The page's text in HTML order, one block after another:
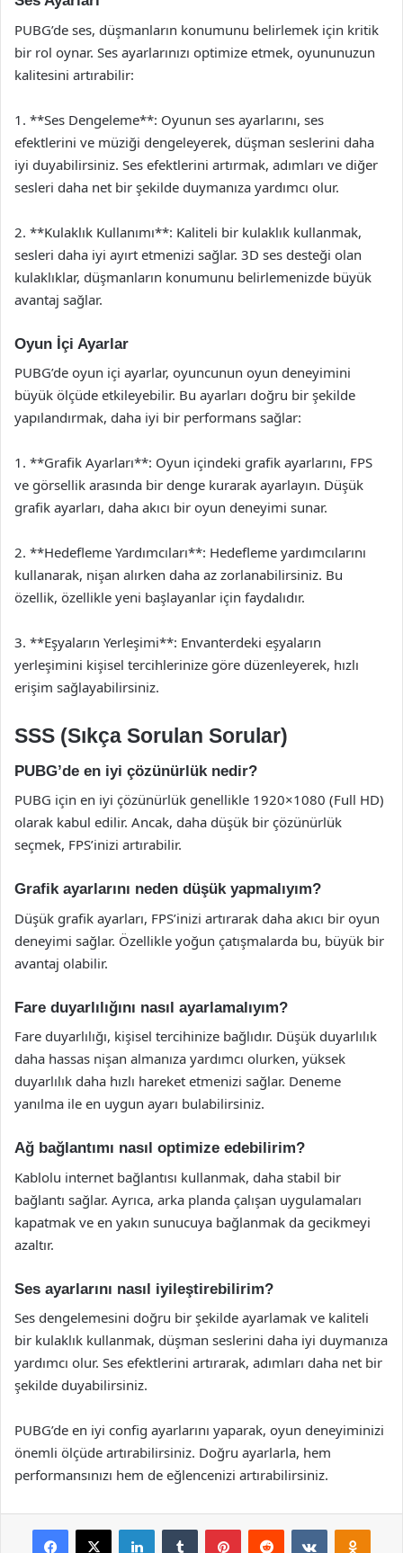
PUBG’de ses, düşmanların konumunu belirlemek için kritik
bir rol oynar. Ses ayarlarınızı optimize etmek, oyununuzun
kalitesini artırabilir:
1. **Ses Dengeleme**: Oyunun ses ayarlarını, ses
efektlerini ve müziği dengeleyerek, düşman seslerini daha
iyi duyabilirsiniz. Ses efektlerini artırmak, adımları ve diğer
sesleri daha net bir şekilde duymanıza yardımcı olur.
2. **Kulaklık Kullanımı**: Kaliteli bir kulaklık kullanmak,
sesleri daha iyi ayırt etmenizi sağlar. 3D ses desteği olan
kulaklıklar, düşmanların konumunu belirlemenizde büyük
avantaj sağlar.
Oyun İçi Ayarlar
PUBG’de oyun içi ayarlar, oyuncunun oyun deneyimini
büyük ölçüde etkileyebilir. Bu ayarları doğru bir şekilde
yapılandırmak, daha iyi bir performans sağlar:
1. **Grafik Ayarları**: Oyun içindeki grafik ayarlarını, FPS
ve görsellik arasında bir denge kurarak ayarlayın. Düşük
grafik ayarları, daha akıcı bir oyun deneyimi sunar.
2. **Hedefleme Yardımcıları**: Hedefleme yardımcılarını
kullanarak, nişan alırken daha az zorlanabilirsiniz. Bu
özellik, özellikle yeni başlayanlar için faydalıdır.
3. **Eşyaların Yerleşimi**: Envanterdeki eşyaların
yerleşimini kişisel tercihlerinize göre düzenleyerek, hızlı
erişim sağlayabilirsiniz.
SSS (Sıkça Sorulan Sorular)
PUBG’de en iyi çözünürlük nedir?
PUBG için en iyi çözünürlük genellikle 1920×1080 (Full HD)
olarak kabul edilir. Ancak, daha düşük bir çözünürlük
seçmek, FPS’inizi artırabilir.
Grafik ayarlarını neden düşük yapmalıyım?
Düşük grafik ayarları, FPS’inizi artırarak daha akıcı bir oyun
deneyimi sağlar. Özellikle yoğun çatışmalarda bu, büyük bir
avantaj olabilir.
Fare duyarlılığını nasıl ayarlamalıyım?
Fare duyarlılığı, kişisel tercihinize bağlıdır. Düşük duyarlılık
daha hassas nişan almanıza yardımcı olurken, yüksek
duyarlılık daha hızlı hareket etmenizi sağlar. Deneme
yanılma ile en uygun ayarı bulabilirsiniz.
Ağ bağlantımı nasıl optimize edebilirim?
Kablolu internet bağlantısı kullanmak, daha stabil bir
bağlantı sağlar. Ayrıca, arka planda çalışan uygulamaları
kapatmak ve en yakın sunucuya bağlanmak da gecikmeyi
azaltır.
Ses ayarlarını nasıl iyileştirebilirim?
Ses dengelemesini doğru bir şekilde ayarlamak ve kaliteli
bir kulaklık kullanmak, düşman seslerini daha iyi duymanıza
yardımcı olur. Ses efektlerini artırarak, adımları daha net bir
şekilde duyabilirsiniz.
PUBG’de en iyi config ayarlarını yaparak, oyun deneyiminizi
önemli ölçüde artırabilirsiniz. Doğru ayarlarla, hem
performansınızı hem de eğlencenizi artırabilirsiniz.
Facebook
X LinkedInTumblr PinterestReddit VKontakte